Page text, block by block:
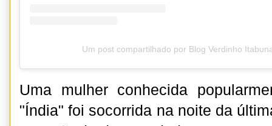
Um post compartilhado por Blog Verdinho
Uma mulher conhecida
"Índia" foi socorrida na noite da